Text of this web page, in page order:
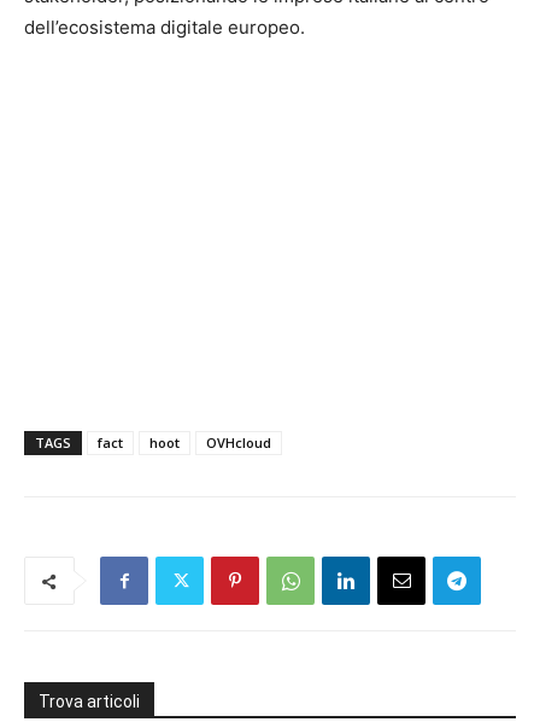
dell’ecosistema digitale europeo.​
TAGS fact hoot OVHcloud
Trova articoli